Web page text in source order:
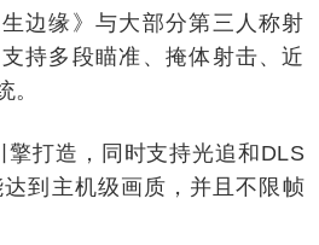
缘》与大部分第三人称射
持多段瞄准、掩体射击、近
打造，同时支持光追和DLS
到主机级画质，并且不限帧